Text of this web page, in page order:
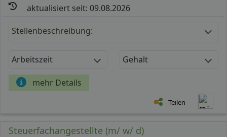
aktualisiert seit: 09.08.2026
Stellenbeschreibung:
Arbeitszeit Gehalt
mehr Details
Teilen
Steuerfachangestellte (m/ w/ d)